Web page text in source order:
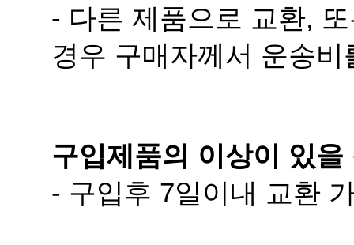
경우 구매자께서 운송
구입제품의 이상이 있
- 구입후 7일이내 교환